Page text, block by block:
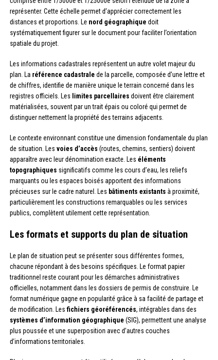
représenter. Cette échelle permet d’apprécier correctement les
distances et proportions. Le nord géographique doit
systématiquement figurer sur le document pour faciliter l’orientation
spatiale du projet.
Les informations cadastrales représentent un autre volet majeur du
plan. La référence cadastrale de la parcelle, composée d’une lettre et
de chiffres, identifie de manière unique le terrain concerné dans les
registres officiels. Les limites parcellaires doivent être clairement
matérialisées, souvent par un trait épais ou coloré qui permet de
distinguer nettement la propriété des terrains adjacents.
Le contexte environnant constitue une dimension fondamentale du plan
de situation. Les voies d’accès (routes, chemins, sentiers) doivent
apparaître avec leur dénomination exacte. Les éléments
topographiques significatifs comme les cours d’eau, les reliefs
marquants ou les espaces boisés apportent des informations
précieuses sur le cadre naturel. Les bâtiments existants à proximité,
particulièrement les constructions remarquables ou les services
publics, complètent utilement cette représentation.
Les formats et supports du plan de situation
Le plan de situation peut se présenter sous différentes formes,
chacune répondant à des besoins spécifiques. Le format papier
traditionnel reste courant pour les démarches administratives
officielles, notamment dans les dossiers de permis de construire. Le
format numérique gagne en popularité grâce à sa facilité de partage et
de modification. Les fichiers géoréférencés, intégrables dans des
systèmes d’information géographique (SIG), permettent une analyse
plus poussée et une superposition avec d’autres couches
d’informations territoriales.